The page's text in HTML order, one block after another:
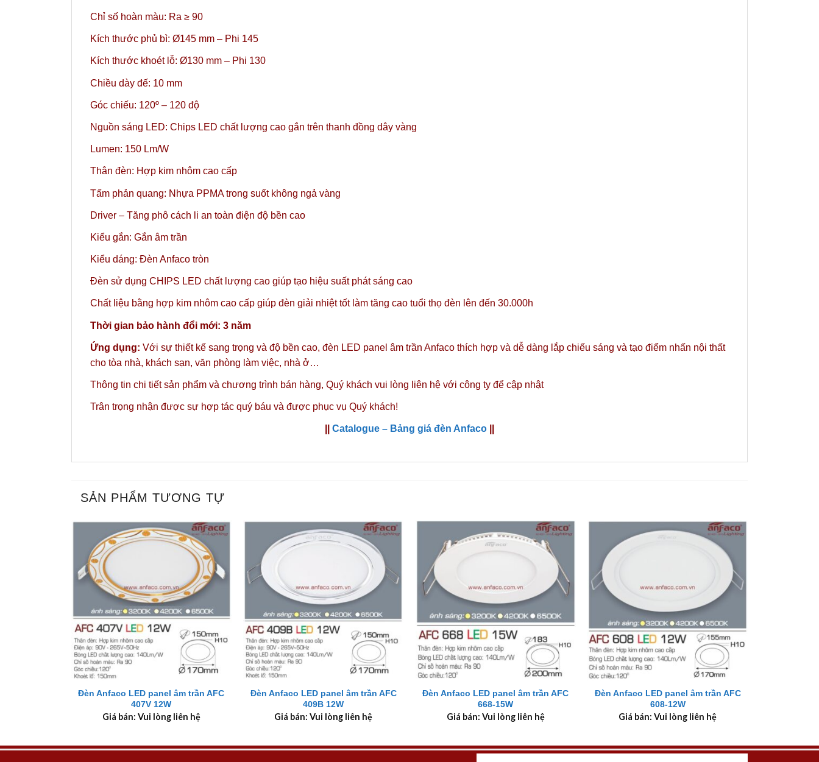
Chỉ số hoàn màu: Ra ≥ 90
Kích thước phủ bì: Ø145 mm – Phi 145
Kích thước khoét lỗ: Ø130 mm – Phi 130
Chiều dày đế: 10 mm
Góc chiếu: 120º – 120 độ
Nguồn sáng LED: Chips LED chất lượng cao gắn trên thanh đồng dây vàng
Lumen: 150 Lm/W
Thân đèn: Hợp kim nhôm cao cấp
Tấm phản quang: Nhựa PPMA trong suốt không ngả vàng
Driver – Tăng phô cách li an toàn điện độ bền cao
Kiểu gắn: Gắn âm trần
Kiểu dáng: Đèn Anfaco tròn
Đèn sử dụng CHIPS LED chất lượng cao giúp tạo hiệu suất phát sáng cao
Chất liệu bằng hợp kim nhôm cao cấp giúp đèn giải nhiệt tốt làm tăng cao tuổi thọ đèn lên đến 30.000h
Thời gian bảo hành đổi mới: 3 năm
Ứng dụng: Với sự thiết kế sang trọng và độ bền cao, đèn LED panel âm trần Anfaco thích hợp và dễ dàng lắp chiếu sáng và tạo điểm nhấn nội thất
cho tòa nhà, khách sạn, văn phòng làm việc, nhà ở…
Thông tin chi tiết sản phẩm và chương trình bán hàng, Quý khách vui lòng liên hệ với công ty để cập nhật
Trân trọng nhận được sự hợp tác quý báu và được phục vụ Quý khách!
Catalogue – Bảng giá đèn Anfaco
SẢN PHẨM TƯƠNG TỰ
+
Đèn Anfaco LED panel âm trần AFC
407V 12W
Giá bán: Vui lòng liên hệ
+
Đèn Anfaco LED panel âm trần AFC
409B 12W
Giá bán: Vui lòng liên hệ
+
Đèn Anfaco LED panel âm trần AFC
668-15W
Giá bán: Vui lòng liên hệ
+
Đèn Anfaco LED panel âm trần AFC
608-12W
Giá bán: Vui lòng liên hệ